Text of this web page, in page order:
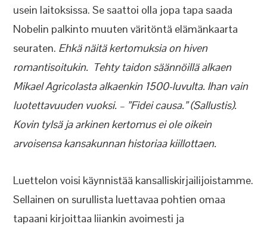
usein laitoksissa. Se saattoi olla jopa tapa saada
Nobelin palkinto muuten väritöntä elämänkaarta
seuraten. Ehkä näitä kertomuksia on hiven
romantisoitukin. Tehty taidon säännöillä alkaen
Mikael Agricolasta alkaenkin 1500-luvulta. Ihan vain
luotettavuuden vuoksi. – ”Fidei causa.” (Sallustis).
Kovin tylsä ja arkinen kertomus ei ole oikein
arvoisensa kansakunnan historiaa kiillottaen.
Luettelon voisi käynnistää kansalliskirjailijoistamme.
Sellainen on surullista luettavaa pohtien omaa
tapaani kirjoittaa liiankin avoimesti ja